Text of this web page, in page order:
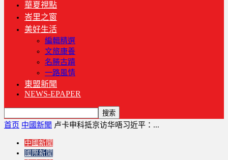
華夏視點
峇里之窗
美好生活
編輯精選
文旅康養
名勝古蹟
一路風情
東盟新聞
NEWS-EPAPER
首页 中國新聞 卢卡申科抵京访华唔习近平：...
中國新聞
國際新聞